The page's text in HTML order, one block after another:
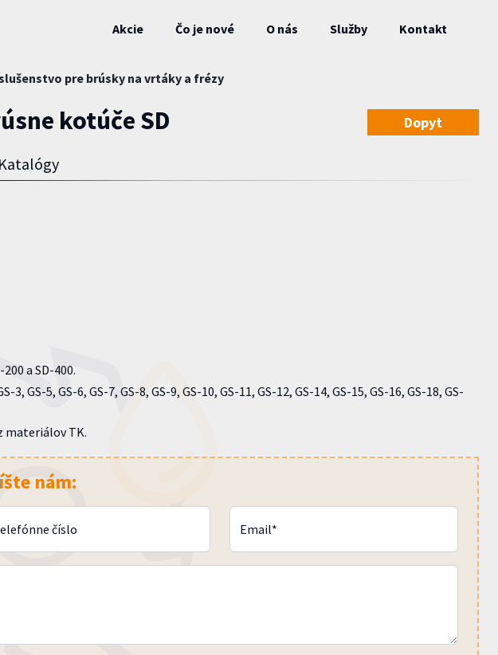
Akcie Čo je nové O nás Služby Kontakt
pre brúsky na vrtáky a frézy
kotúče SD Dopyt
Katalógy
a SD-400.
GS-5, GS-6, GS-7, GS-8, GS-9, GS-10, GS-11, GS-12, GS-14, GS-15, GS-16, GS-18, GS-
materiálov TK.
nám:
číslo Email*